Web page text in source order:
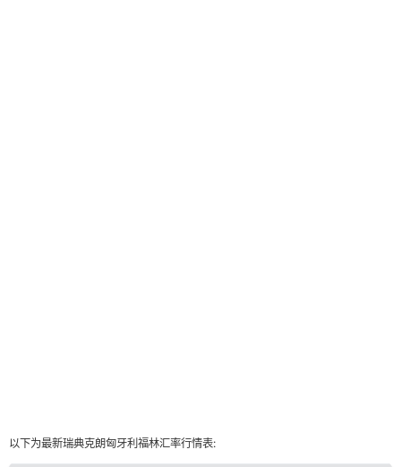
以下为最新瑞典克朗匈牙利福林汇率行情表: